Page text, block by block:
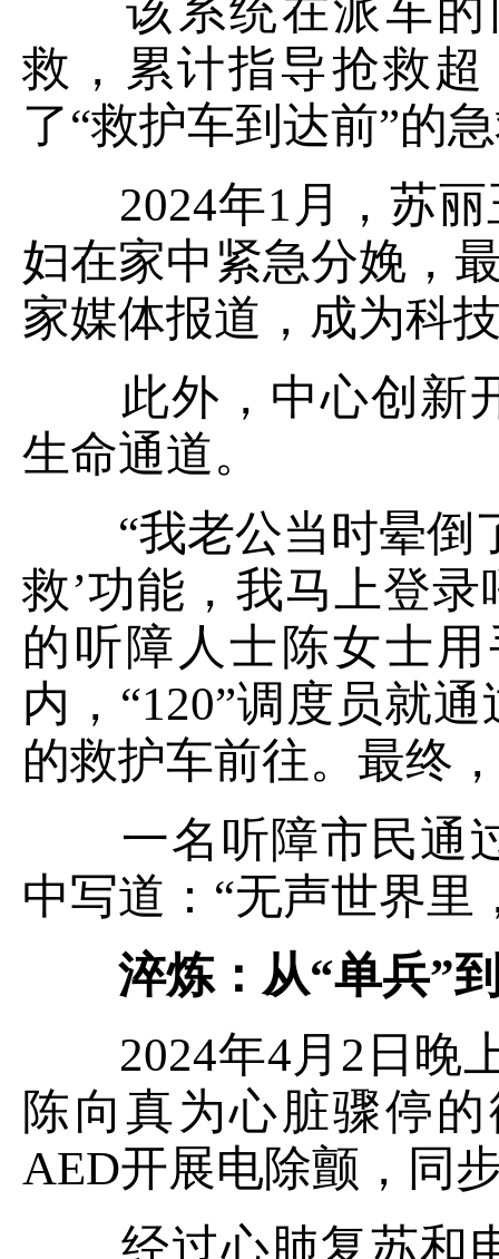
该系统在派车的
救，累计指导抢救超
了“救护车到达前”的
2024年1月，苏丽
妇在家中紧急分娩，
家媒体报道，成为科
此外，中心创新开
生命通道。
“我老公当时晕倒了
救’功能，我马上登
的听障人士陈女士
内，“120”调度员就
的救护车前往。最终
一名听障市民通过
中写道：“无声世界里
淬炼：从“单兵”
2024年4月2日晚上
陈向真为心脏骤停
AED开展电除颤，同
经过心肺复苏和电